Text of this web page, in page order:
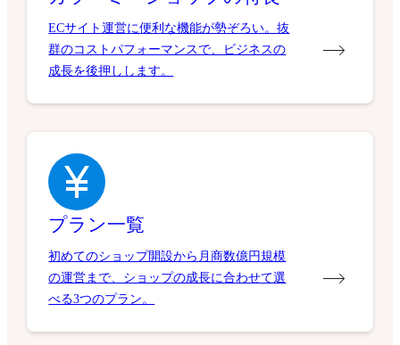
ECサイト運営に便利な機能が勢ぞろい。抜
群のコストパフォーマンスで、ビジネスの
成長を後押しします。
プラン一覧
初めてのショップ開設から月商数億円規模
の運営まで、ショップの成長に合わせて選
べる3つのプラン。